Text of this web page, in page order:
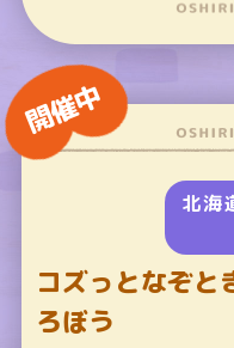
開催中
北海
コズっとなぞと
ろぼう